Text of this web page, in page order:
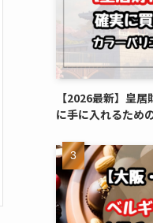
【2026最新】皇
に手に入れるため